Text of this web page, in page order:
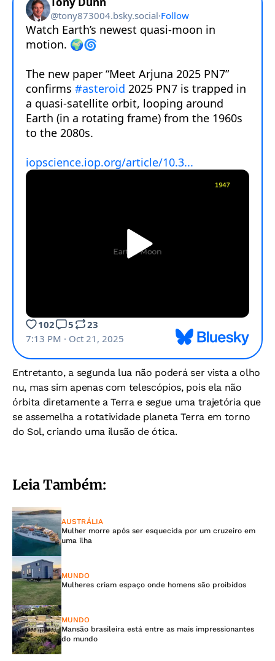
Entretanto, a segunda lua não poderá ser vista a olho
nu, mas sim apenas com telescópios, pois ela não
órbita diretamente a Terra e segue uma trajetória que
se assemelha a rotatividade planeta Terra em torno
do Sol, criando uma ilusão de ótica.
Leia Também:
AUSTRÁLIA
Mulher morre após ser esquecida por um cruzeiro em
uma ilha
MUNDO
Mulheres criam espaço onde homens são proibidos
MUNDO
Mansão brasileira está entre as mais impressionantes
do mundo